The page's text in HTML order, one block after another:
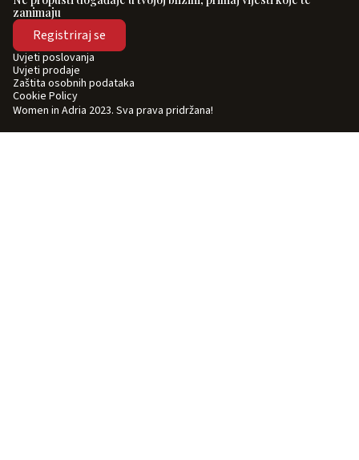
zanimaju
Registriraj se
Women in Adria 2023. Sva prava pridržana!
Uvjeti poslovanja
Uvjeti prodaje
Zaštita osobnih podataka
Cookie Policy